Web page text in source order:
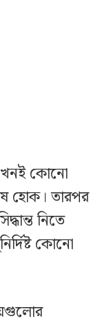
কোনো
হোক। তারপর
নিতে
কোনো